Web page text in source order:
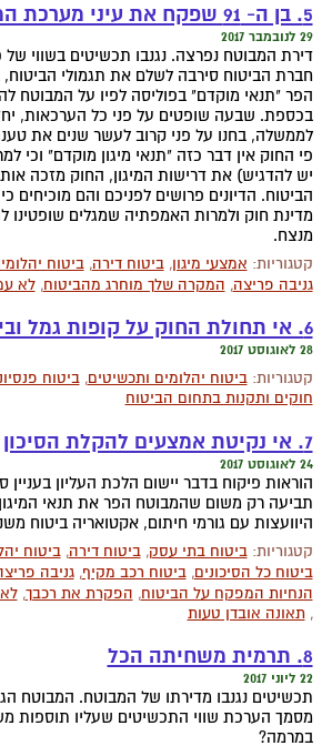
5. בן ה- 91 שפקח את עיני מערכת המשפט
29 לנובמבר 2017
דירת המבוטח נפרצה. נגנבו תכשיטים בשווי של
חברת הביטוח סירבה לשלם את תגמולי
הפר "תנאי מוקדם" בפוליסה לפיו על המבוטח
בכספת. שבעה שופטים על פני כל הערכאות,
לממשלה, בחנו על פני קרוב לעשר שנים את
פי החוק אין דבר כזה "תנאי מיגון מוקדם" וכי
יש להדגיש) את דרישות המיגון, החוק מזכה
הביטוח. הדיונים פרושים לפניכם והם מוכיחים
מדינת חוק ולמרות האמפתיה שמגלים שופטינו
מנצח.
קטגוריות: אמצעי מיגון,ביטוח דירה,ביטוח
גניבה פריצה, המקרה שלך מוחרג מהביטוח,לא
6. אי תחולת החוק על קופות גמל וביטוחי יהלומים
28 לאוגוסט 2017
קטגוריות:ביטוח יהלומים ותכשיטים,ביטוח
חוקים ותקנות בתחום הביטוח
7. אי נקיטת אמצעים להקלת הסיכון
24 לאוגוסט 2017
הוראות פיקוח בדבר יישום הלכת העליון בעניין
תביעה רק משום שהמבוטח הפר את תנאי
היוועצות עם גורמי חיתום, אקטואריה ביטוח
קטגוריות:ביטוח בתי עסק,ביטוח דירה,ביטוח
ביטוח כל הסיכונים,ביטוח רכב מקיף,גניבה
הנחיות המפקח על הביטוח, הפקרת את רכבך,
,תאונה אובדן טעות
8. תרמית משחיתה הכל
22 ליוני 2017
תכשיטים נגנבו מדירתו של המבוטח. המבוטח
מסמך הערכת שווי התכשיטים שעליו תוספות
במרמה?